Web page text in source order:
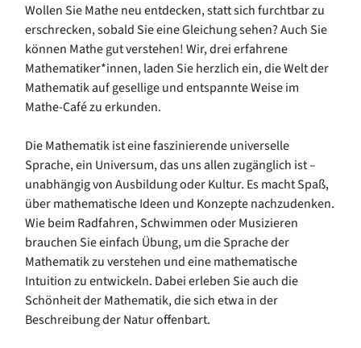
Wollen Sie Mathe neu entdecken, statt sich furchtbar zu
erschrecken, sobald Sie eine Gleichung sehen? Auch Sie
können Mathe gut verstehen! Wir, drei erfahrene
Mathematiker*innen, laden Sie herzlich ein, die Welt der
Mathematik auf gesellige und entspannte Weise im
Mathe-Café zu erkunden.
Die Mathematik ist eine faszinierende universelle
Sprache, ein Universum, das uns allen zugänglich ist –
unabhängig von Ausbildung oder Kultur. Es macht Spaß,
über mathematische Ideen und Konzepte nachzudenken.
Wie beim Radfahren, Schwimmen oder Musizieren
brauchen Sie einfach Übung, um die Sprache der
Mathematik zu verstehen und eine mathematische
Intuition zu entwickeln. Dabei erleben Sie auch die
Schönheit der Mathematik, die sich etwa in der
Beschreibung der Natur offenbart.